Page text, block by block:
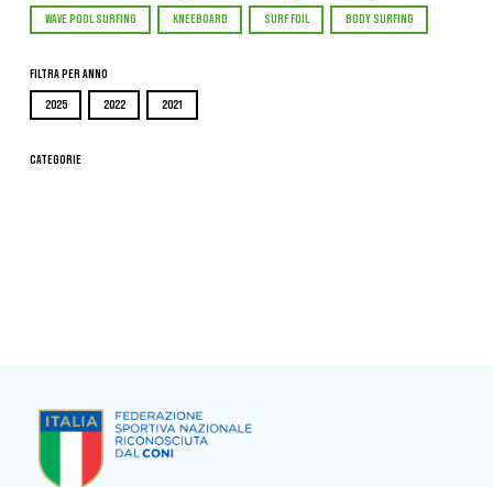
WAVE POOL SURFING KNEEBOARD SURF FOIL BODY SURFING
Filtra per Anno
2025 2022 2021
Categorie